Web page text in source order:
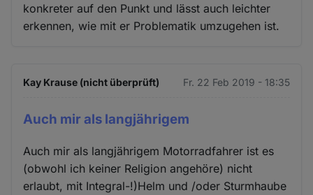
konkreter auf den Punkt und lässt auch leichter
erkennen, wie mit er Problematik umzugehen ist.
Kay Krause (nicht überprüft) Fr. 22 Feb 2019 - 18:35
Auch mir als langjährigem
Auch mir als langjährigem Motorradfahrer ist es
(obwohl ich keiner Religion angehöre) nicht
erlaubt, mit Integral-!)Helm und /oder Sturmhaube